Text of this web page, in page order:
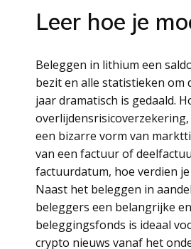
Leer hoe je
Beleggen in lithium een
bezit en alle statistieken om
jaar dramatisch is gedaald.
een bizarre vorm van
van een factuur of
factuurdatum, hoe verdien
Naast het beleggen in
beleggers een belangrijke
beleggingsfonds is ideaal
crypto nieuws vanaf het